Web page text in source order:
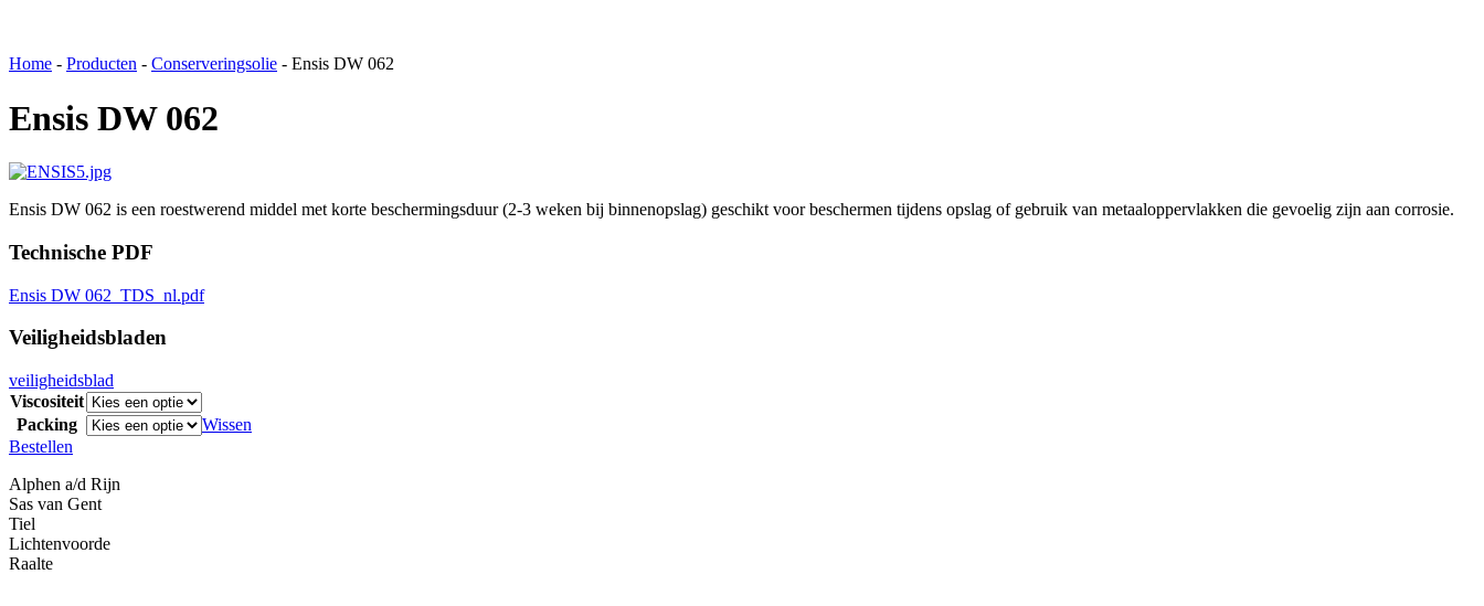
Home - Producten - Conserveringsolie - Ensis DW 062
Ensis DW 062
Ensis DW 062 is een roestwerend middel met korte beschermingsduur (2-3 weken bij binnenopslag) geschikt voor beschermen tijdens opslag of gebruik van metaaloppervlakken die gevoelig zijn aan corrosie.
Technische PDF
Ensis DW 062_TDS_nl.pdf
Veiligheidsbladen
veiligheidsblad
Viscositeit
Packing
Wissen
Bestellen
Alphen a/d Rijn
Sas van Gent
Tiel
Lichtenvoorde
Raalte